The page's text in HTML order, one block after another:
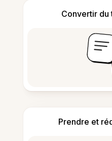
Convertir du
Prendre et